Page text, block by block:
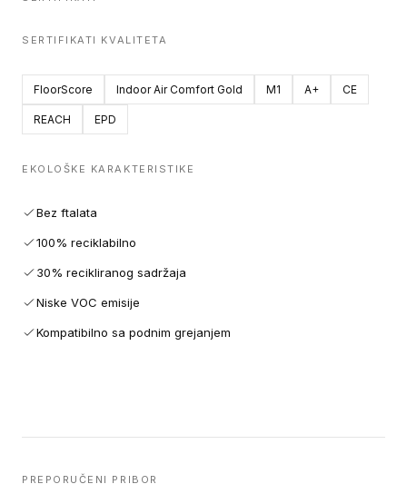
SERTIFIKATI KVALITETA
FloorScore Indoor Air Comfort Gold M1 A+ CE
REACH EPD
EKOLOŠKE KARAKTERISTIKE
Bez ftalata
100% reciklabilno
30% recikliranog sadržaja
Niske VOC emisije
Kompatibilno sa podnim grejanjem
PREPORUČENI PRIBOR